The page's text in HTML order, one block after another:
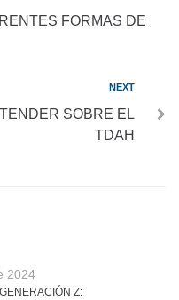
FORMAS DE
NEXT
SOBRE EL
TDAH
2024
Z: